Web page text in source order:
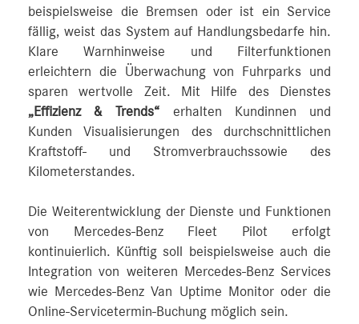
beispielsweise die Bremsen oder ist ein Service
fällig, weist das System auf Handlungsbedarfe hin.
Klare Warnhinweise und Filterfunktionen
erleichtern die Überwachung von Fuhrparks und
sparen wertvolle Zeit. Mit Hilfe des Dienstes
„Effizienz & Trends“ erhalten Kundinnen und
Kunden Visualisierungen des durchschnittlichen
Kraftstoff- und Stromverbrauchssowie des
Kilometerstandes.
Die Weiterentwicklung der Dienste und Funktionen
von Mercedes-Benz Fleet Pilot erfolgt
kontinuierlich. Künftig soll beispielsweise auch die
Integration von weiteren Mercedes‑Benz Services
wie Mercedes-Benz Van Uptime Monitor oder die
Online-Servicetermin-Buchung möglich sein.